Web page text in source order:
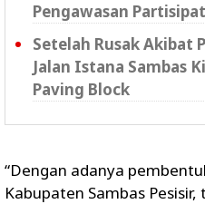
Pengawasan
Setelah Rusak Akibat
Jalan Istana Sambas
Paving Block
“Dengan adanya
Kabupaten Sambas